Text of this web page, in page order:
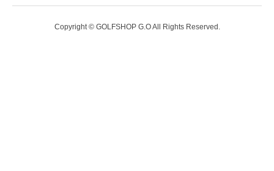
Copyright © GOLFSHOP G.O All Rights Reserved.